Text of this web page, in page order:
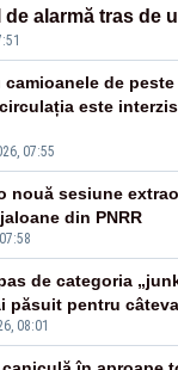
alarmă tras de
07:55
de
este
nouă sesiune
din PNRR
08:01
de categoria
păsuit pentru